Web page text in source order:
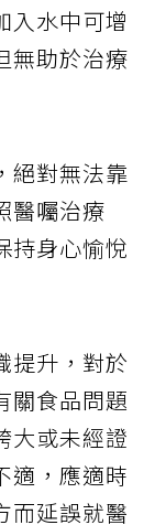
入水中可增
無助於治療
絕對無法靠
醫囑治療
持身心愉悅
提升，對於
關食品問題
大或未經證
適，應適時
而延誤就醫